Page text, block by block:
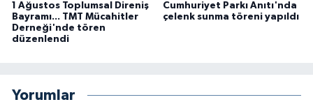
1 Ağustos Toplumsal Direniş
Bayramı... TMT Mücahitler
Derneği'nde tören
düzenlendi
Cumhuriyet Parkı Anıtı'nda
çelenk sunma töreni yapıldı
Yorumlar